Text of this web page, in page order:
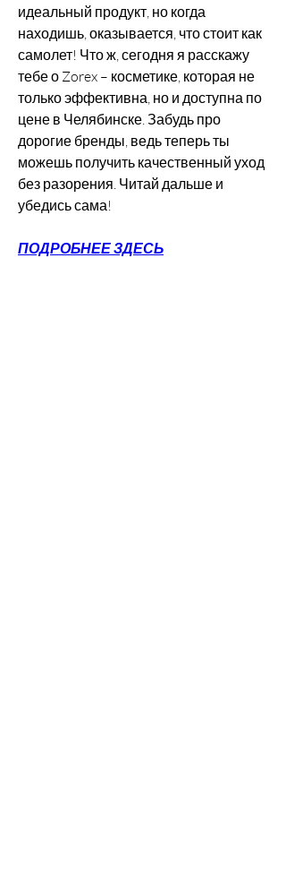
идеальный продукт, но когда
находишь, оказывается, что стоит как
самолет! Что ж, сегодня я расскажу
тебе о Zorex – косметике, которая не
только эффективна, но и доступна по
цене в Челябинске. Забудь про
дорогие бренды, ведь теперь ты
можешь получить качественный уход
без разорения. Читай дальше и
убедись сама!
ПОДРОБНЕЕ ЗДЕСЬ